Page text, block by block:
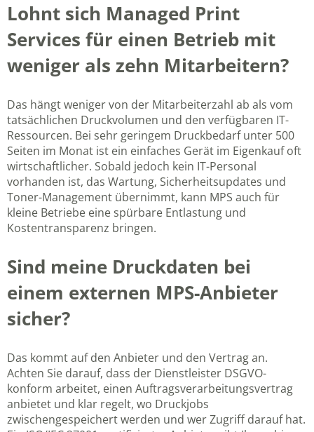
Lohnt sich Managed Print
Services für einen Betrieb mit
weniger als zehn Mitarbeitern?
Das hängt weniger von der Mitarbeiterzahl ab als vom
tatsächlichen Druckvolumen und den verfügbaren IT-
Ressourcen. Bei sehr geringem Druckbedarf unter 500
Seiten im Monat ist ein einfaches Gerät im Eigenkauf oft
wirtschaftlicher. Sobald jedoch kein IT-Personal
vorhanden ist, das Wartung, Sicherheitsupdates und
Toner-Management übernimmt, kann MPS auch für
kleine Betriebe eine spürbare Entlastung und
Kostentransparenz bringen.
Sind meine Druckdaten bei
einem externen MPS-Anbieter
sicher?
Das kommt auf den Anbieter und den Vertrag an.
Achten Sie darauf, dass der Dienstleister DSGVO-
konform arbeitet, einen Auftragsverarbeitungsvertrag
anbietet und klar regelt, wo Druckjobs
zwischengespeichert werden und wer Zugriff darauf hat.